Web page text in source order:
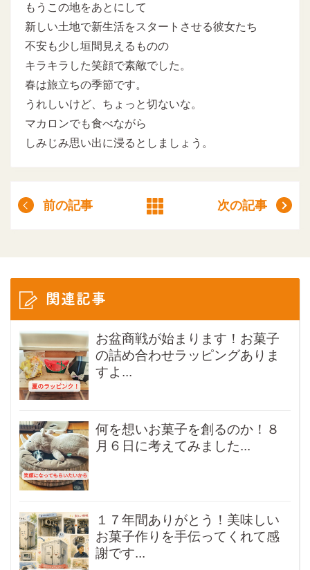
もうこの地をあとにして
新しい土地で新生活をスタートさせる彼女たち
不安も少し垣間見えるものの
キラキラした笑顔で素敵でした。
春は旅立ちの季節です。
うれしいけど、ちょっと切ないな。
マカロンでも食べながら
しみじみ思い出に浸るとしましょう。
前の記事 次の記事
関連記事
お盆商戦が始まります！お菓子
の詰め合わせラッピングありま
すよ...
何を想いお菓子を創るのか！８
月６日に考えてみました...
１７年間ありがとう！美味しい
お菓子作りを手伝ってくれて感
謝です...